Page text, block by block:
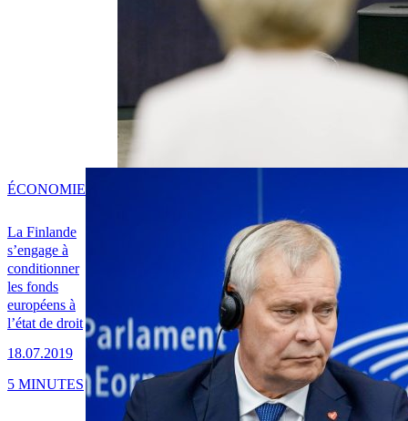
La Finlande
s’engage à
conditionner
les fonds
européens à
l’état de droit
18.07.2019
ÉCONOMIE
5 MINUTES